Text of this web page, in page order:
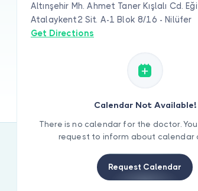
Altınşehir Mh. Ahmet Taner Kışlalı Cd.
Atalaykent2 Sit. A-1 Blok 8/16 - Nilüfer
Get Directions
Calendar Not Available!
There is no calendar for the doctor.
request to inform about calendar
Request Calendar